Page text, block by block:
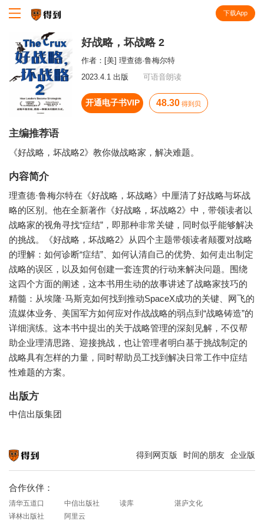
下载App
好战略，坏战略 2
作者： [美] 理查德·鲁梅尔特
2023.4.1 出版
可语音朗读
开通电子书VIP 48.30 得到贝
主编推荐语
《好战略，坏战略2》教你做战略家，解决难题。
内容简介
理查德·鲁梅尔特在《好战略，坏战略》中厘清了好战略与坏战
略的区别。他在全新著作《好战略，坏战略2》中，带领读者以
战略家的视角寻找“症结”，即那种非常关键，同时似乎能够解决
的挑战。《好战略，坏战略2》从四个主题带领读者颠覆对战略
的理解：如何诊断“症结”、如何认清自己的优势、如何走出制定
战略的误区，以及如何创建一套连贯的行动来解决问题。围绕
这四个方面的阐述，这本书用生动的故事讲述了战略家技巧的
精髓：从埃隆·马斯克如何找到推动SpaceX成功的关键、网飞的
流媒体业务、美国军方如何应对作战战略的弱点到“战略铸造”的
详细演练。这本书中提出的关于战略管理的深刻见解，不仅帮
助企业理清思路、迎接挑战，也让管理者明白基于挑战制定的
战略具有怎样的力量，同时帮助员工找到解决日常工作中症结
性难题的方案。
出版方
中信出版集团
得到网页版 时间的朋友 企业版
合作伙伴：
清华五道口 中信出版社 读库
湛庐文化
译林出版社
阿里云